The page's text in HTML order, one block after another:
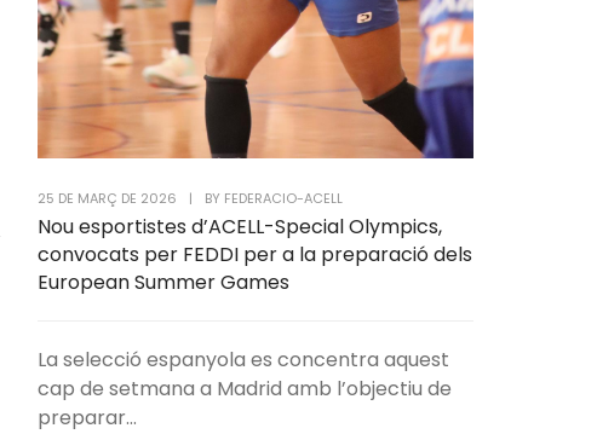
25 DE MARÇ DE 2026 | BY FEDERACIO-ACELL
Nou esportistes d’ACELL-Special Olympics,
convocats per FEDDI per a la preparació dels
European Summer Games
La selecció espanyola es concentra aquest
cap de setmana a Madrid amb l’objectiu de
preparar...